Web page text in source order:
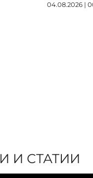
04.08.2026 |
И СТАТИИ